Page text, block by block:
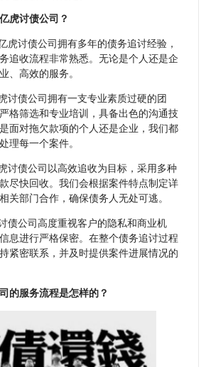
虎讨债公司？
虎讨债公司拥有多年的债务追讨经验，
追收流程非常熟悉。无论是个人还是企
、高效的服务。
讨债公司拥有一支专业素质过硬的团
格筛选和专业培训，具备出色的沟通技
面对拖欠款项的个人还是企业，我们都
理每一个案件。
讨债公司以高效追收为目标，采用多种
尽快回收。我们会根据案件特点制定详
关部门合作，确保债务人无处可逃。
债公司高度重视客户的隐私和商业机
息进行严格保密。在整个债务追讨过程
紧密联系，并及时提供案件进展情况的
的服务流程是怎样的？